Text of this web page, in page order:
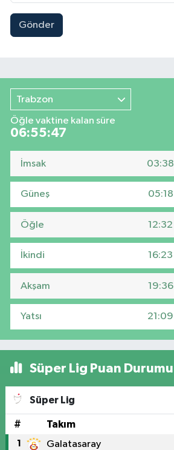
Gönder
Trabzon
Öğle vaktine kalan süre
06:55:47
İmsak 03:38
Güneş 05:18
Öğle 12:32
İkindi 16:23
Akşam 19:36
Yatsı 21:09
Süper Lig Puan Durumu
Süper Lig
# Takım
1 Galatasaray